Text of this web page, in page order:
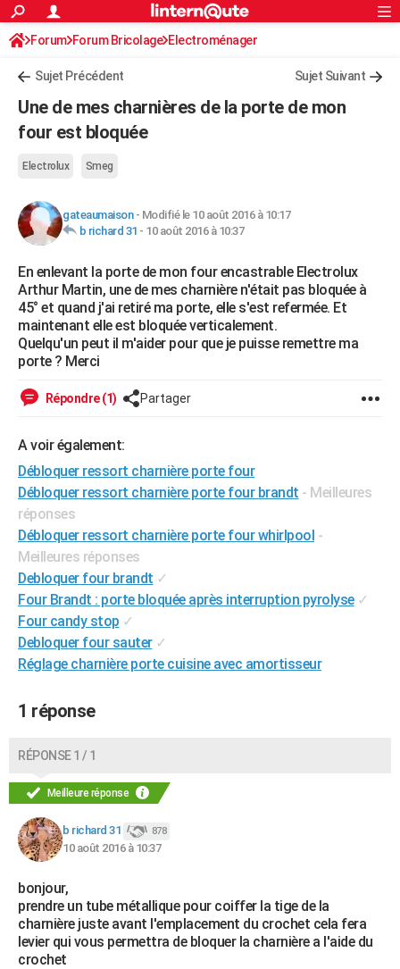
ACTUALITÉS
Politique
Société
Faits Divers
Education
Monde
Villes
+
Programme TV
TNTStreaming
Cinéma
Sorties cinéma
Musique
+FINANCE
Retraite
Impôts
Epargne
Immobilier
Risques naturels par ville
Banque
Assurance
Crédit
AUTO
Essais
Réserver un essai
Citadines
Berlines
SUV
Forum auto
HIGH-TECH
Mobiles
Meilleur smartphone
Internet
Ordinateurs
Jeux vidéo
Guide high-tech
+BRICOLAGE
Forum
Aménagement intérieur
Extérieur
Cuisine
Salle de bains
Jardinage
Rangement
WEEK-END
Guides de France
Escapades
Patrimoine
Expositions
Musées
Week-end nature
+LIFESTYLE
Art de vivre
Bien-être
Loisirs
Mode
Modes de vie
SANTE
VOYAGE
BONS PLANS
CARTE DE VOEUX
Carte de Noël
Carte Bonne année
Carte Saint-Valentin
Carte Pâques
Carte d'anniversaire
DICTIONNAIRE
Dictionnaire
Biographies
Citations
Expressions
Proverbes
PROGRAMME TV
COPAINS D'AVANT
S'inscrire
Se connecter
Lycées
Collèges
Primaires
Universités
Entreprises
Service militaire
Avis de recherche
AVIS DE DÉCÈS
FORUM
S'inscrire
Connexion
Forum Forum Bricolage Electroménager
Sujet Précédent Sujet Suivant
Une de mes charnières de la porte de mon
four est bloquée
Electrolux Smeg
gateaumaison- Modifié le 10 août 2016 à 10:17
b richard 31 - 10 août 2016 à 10:37
En enlevant la porte de mon four encastrable Electrolux
Arthur Martin, une de mes charnière n'était pas bloquée à
45° et quand j'ai retiré ma porte, elle s'est refermée. Et
maintenant elle est bloquée verticalement.
Quelqu'un peut il m'aider pour que je puisse remettre ma
porte ? Merci
Répondre (1) Partager
A voir également:
Débloquer ressort charnière porte four
Débloquer ressort charnière porte four brandt - Meilleures
réponses
Débloquer ressort charnière porte four whirlpool -
Meilleures réponses
Debloquer four brandt ✓
Four Brandt : porte bloquée après interruption pyrolyse ✓
Four candy stop ✓
Debloquer four sauter ✓
Réglage charnière porte cuisine avec amortisseur
1 réponse
RÉPONSE 1 / 1
Meilleure réponse
b richard 31 878
10 août 2016 à 10:37
bonjour,
prendre un tube métallique pour coiffer la tige de la
charnière juste avant l'emplacement du crochet cela fera
levier qui vous permettra de bloquer la charnière a l'aide du
crochet